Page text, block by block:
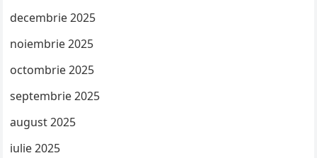
decembrie 2025
noiembrie 2025
octombrie 2025
septembrie 2025
august 2025
iulie 2025